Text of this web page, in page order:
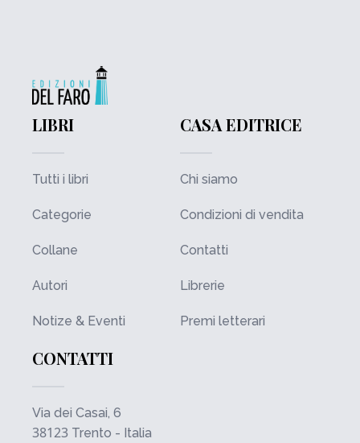
LIBRI
Tutti i libri
Categorie
Collane
Autori
Notize & Eventi
CASA EDITRICE
Chi siamo
Condizioni di vendita
Contatti
Librerie
Premi letterari
CONTATTI
Via dei Casai, 6
38123 Trento - Italia